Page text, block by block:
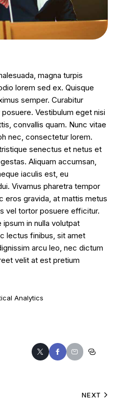
magna turpis
lorem sed ex. Quisque
semper. Curabitur
Vestibulum eget nisi
convallis quam. Nunc vitae
nec, consectetur lorem.
senectus et netus et
Aliquam accumsan,
iaculis est, eu
Vivamus pharetra tempor
eros gravida, at mattis metus
vel tortor posuere efficitur.
in nulla volutpat
lectus finibus, sit amet
arcu leo, nec dictum
velit at est pretium
Analytics
NEXT